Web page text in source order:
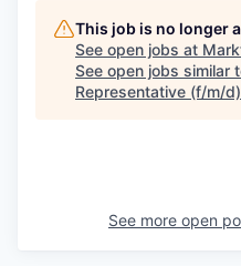
This job is no longer
See open jobs at
See open jobs similar
Representative (f/m/d)
See more open